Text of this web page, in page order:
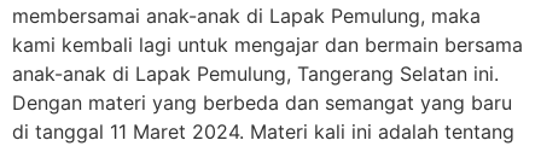
membersamai anak-anak di Lapak Pemulung, maka
kami kembali lagi untuk mengajar dan bermain bersama
anak-anak di Lapak Pemulung, Tangerang Selatan ini.
Dengan materi yang berbeda dan semangat yang baru
di tanggal 11 Maret 2024. Materi kali ini adalah tentang